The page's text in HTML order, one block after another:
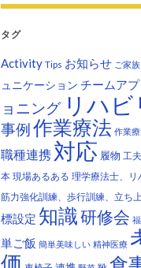
タグ
Activity Tips お知らせ ご家族
ュニケーション チームア
ョニング リハ
事例作業療法 作業
職種連携 対応 履物 工夫
本 現場あるある 理学療法士、リ
筋力強化訓練、歩行訓練、立ち
標設定 知識研修会
単ご飯 簡単美味しい 精神医療